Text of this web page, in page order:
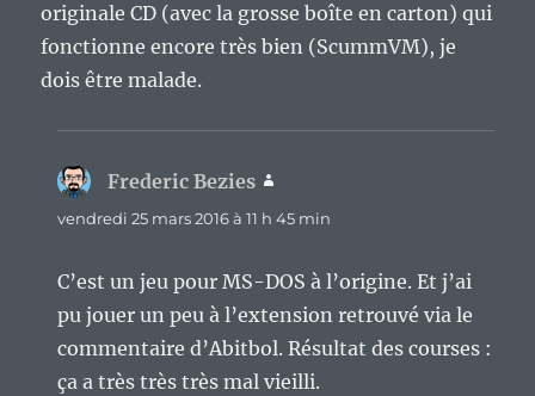
originale CD (avec la grosse boîte en carton) qui
fonctionne encore très bien (ScummVM), je
dois être malade.
Frederic Bezies
vendredi 25 mars 2016 à 11 h 45 min
C’est un jeu pour MS-DOS à l’origine. Et j’ai
pu jouer un peu à l’extension retrouvé via le
commentaire d’Abitbol. Résultat des courses :
ça a très très très mal vieilli.